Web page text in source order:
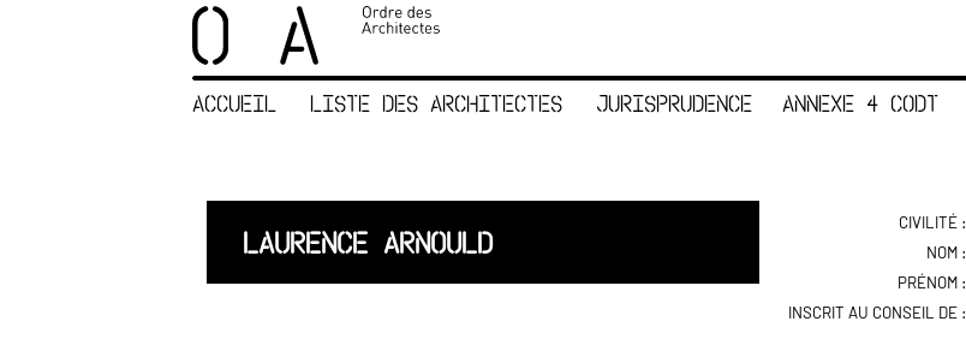
ACCUEIL LISTE DES ARCHITECTES JURISPRUDENCE ANNEXE 4 CODT
LAURENCE ARNOULD
CIVILITÉ :
NOM :
PRÉNOM :
INSCRIT AU CONSEIL DE :